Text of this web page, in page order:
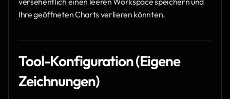
Ihre geöffneten Charts verlieren könnten.
Tool-Konfiguration (Eigene
Zeichnungen)